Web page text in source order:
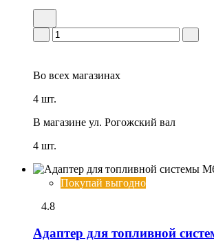
Во всех магазинах
4 шт.
В магазине ул. Рогожский вал
4 шт.
Покупай выгодно
4.8
Адаптер для топливной